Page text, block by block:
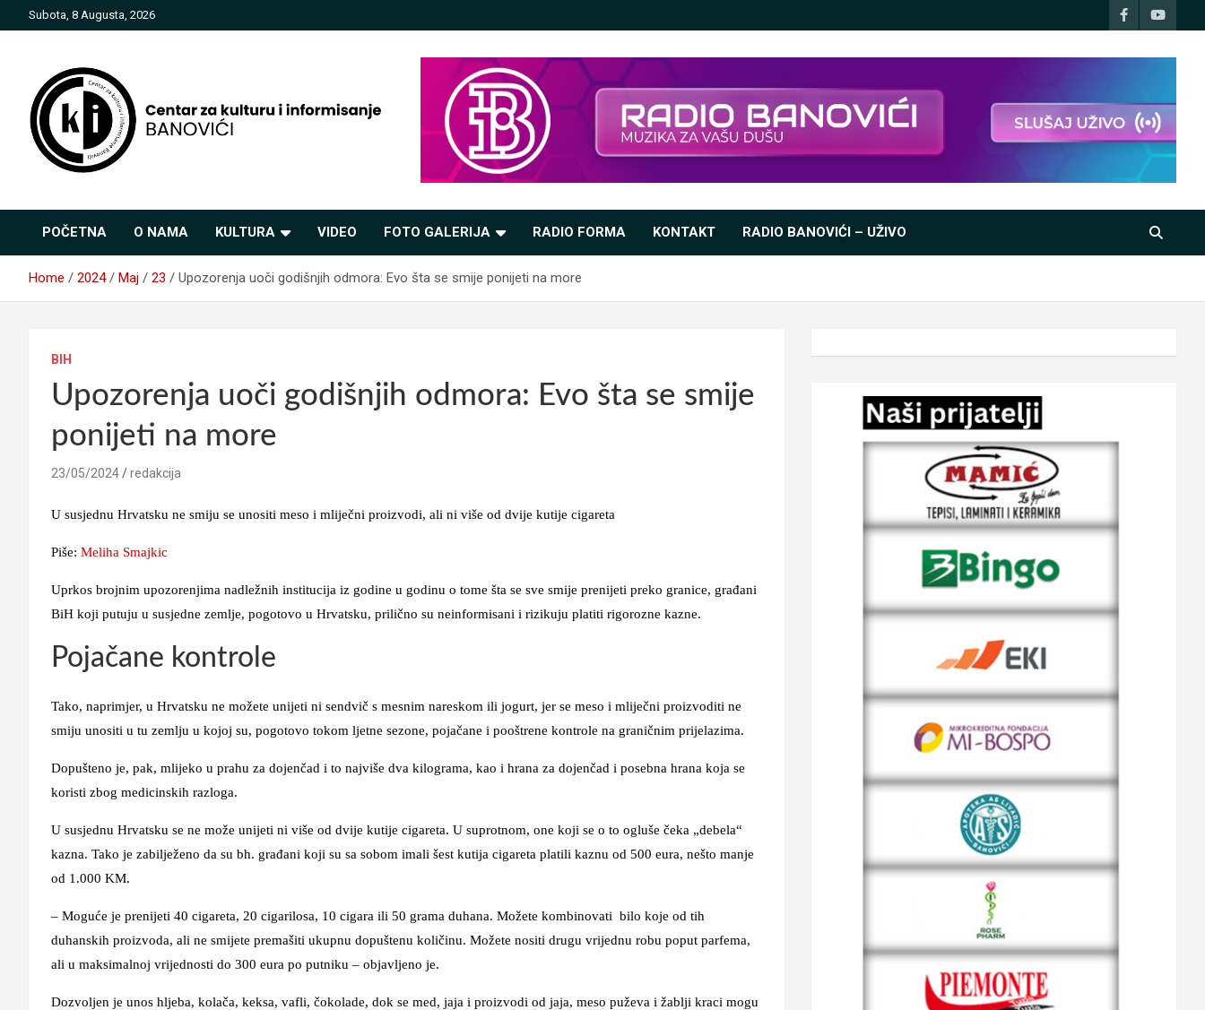
to
Subota, 8 Augusta, 2026
informisanje Banovići
POČETNA O NAMA KULTURA VIDEO FOTO GALERIJA RADIO FORMA KONTAKT RADIO BANOVIĆI – UŽIVO
Home 2024 Maj 23 Upozorenja uoči godišnjih odmora: Evo šta se smije ponijeti na more
BIH
Upozorenja uoči godišnjih odmora: Evo šta se smije
ponijeti na more
23/05/2024 redakcija
U susjednu Hrvatsku ne smiju se unositi meso i mliječni proizvodi, ali ni više od dvije kutije cigareta
Piše: Meliha Smajkic
Uprkos brojnim upozorenjima nadležnih institucija iz godine u godinu o tome šta se sve smije prenijeti preko granice, građani
BiH koji putuju u susjedne zemlje, pogotovo u Hrvatsku, prilično su neinformisani i rizikuju platiti rigorozne kazne.
Pojačane kontrole
Tako, naprimjer, u Hrvatsku ne možete unijeti ni sendvič s mesnim nareskom ili jogurt, jer se meso i mliječni proizvoditi ne
smiju unositi u tu zemlju u kojoj su, pogotovo tokom ljetne sezone, pojačane i pooštrene kontrole na graničnim prijelazima.
Dopušteno je, pak, mlijeko u prahu za dojenčad i to najviše dva kilograma, kao i hrana za dojenčad i posebna hrana koja se
koristi zbog medicinskih razloga.
U susjednu Hrvatsku se ne može unijeti ni više od dvije kutije cigareta. U suprotnom, one koji se o to ogluše čeka „debela“
kazna. Tako je zabilježeno da su bh. građani koji su sa sobom imali šest kutija cigareta platili kaznu od 500 eura, nešto manje
od 1.000 KM.
– Moguće je prenijeti 40 cigareta, 20 cigarilosa, 10 cigara ili 50 grama duhana. Možete kombinovati bilo koje od tih
duhanskih proizvoda, ali ne smijete premašiti ukupnu dopuštenu količinu. Možete nositi drugu vrijednu robu poput parfema,
ali u maksimalnoj vrijednosti do 300 eura po putniku – objavljeno je.
Dozvoljen je unos hljeba, kolača, keksa, vafli, čokolade, dok se med, jaja i proizvodi od jaja, meso puževa i žablji kraci mogu